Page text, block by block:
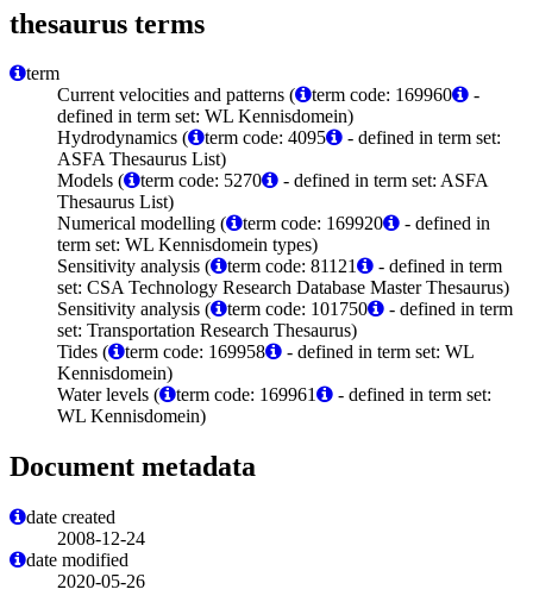
thesaurus terms
term
Current velocities and patterns (
term code: 169960
-
defined in term set: WL Kennisdomein)
Hydrodynamics (
term code: 4095
- defined in term set:
ASFA Thesaurus List)
Models (
term code: 5270
- defined in term set: ASFA
Thesaurus List)
Numerical modelling (
term code: 169920
- defined in
term set: WL Kennisdomein types)
Sensitivity analysis (
term code: 81121
- defined in term
set: CSA Technology Research Database Master Thesaurus)
Sensitivity analysis (
term code: 101750
- defined in term
set: Transportation Research Thesaurus)
Tides (
term code: 169958
- defined in term set: WL
Kennisdomein)
Water levels (
term code: 169961
- defined in term set:
WL Kennisdomein)
Document metadata
date created
2008-12-24
date modified
2020-05-26